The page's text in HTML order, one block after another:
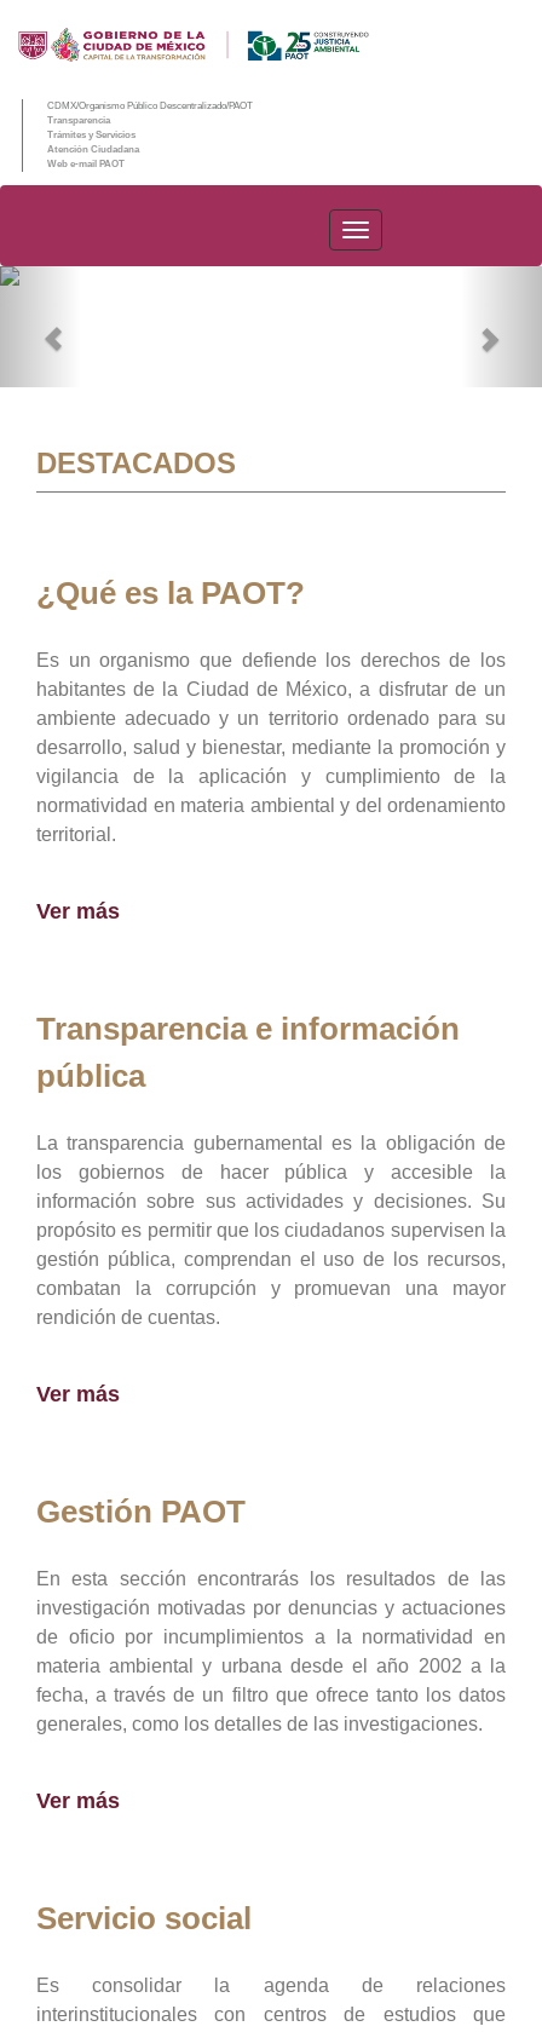
CDMX/Organismo Público Descentralizado/PAOT
Transparencia
Trámites y Servicios
Atención Ciudadana
Web e-mail PAOT
PAOT
DESTACADOS
¿Qué es la PAOT?
Es un organismo que defiende los derechos de los
habitantes de la Ciudad de México, a disfrutar de un
ambiente adecuado y un territorio ordenado para su
desarrollo, salud y bienestar, mediante la promoción y
vigilancia de la aplicación y cumplimiento de la
normatividad en materia ambiental y del ordenamiento
territorial.
Ver más
Transparencia e información
pública
La transparencia gubernamental es la obligación de
los gobiernos de hacer pública y accesible la
información sobre sus actividades y decisiones. Su
propósito es permitir que los ciudadanos supervisen la
gestión pública, comprendan el uso de los recursos,
combatan la corrupción y promuevan una mayor
rendición de cuentas.
Ver más
Gestión PAOT
En esta sección encontrarás los resultados de las
investigación motivadas por denuncias y actuaciones
de oficio por incumplimientos a la normatividad en
materia ambiental y urbana desde el año 2002 a la
fecha, a través de un filtro que ofrece tanto los datos
generales, como los detalles de las investigaciones.
Ver más
Servicio social
Es consolidar la agenda de relaciones
interinstitucionales con centros de estudios que